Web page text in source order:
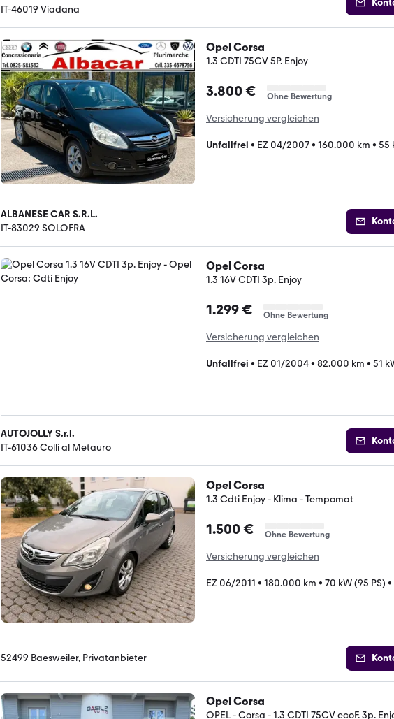
IT-46019 Viadana
Opel Corsa
1.3 CDTI 75CV 5P. Enjoy
3.800 € Ohne Bewertung
Versicherung vergleichen
Unfallfrei • EZ 04/2007• 160.000 km • 55
ALBANESE CAR S.R.L.
IT-83029 SOLOFRA
Opel Corsa
1.3 16V CDTI 3p. Enjoy
1.299 € Ohne Bewertung
Versicherung vergleichen
Unfallfrei • EZ 01/2004• 82.000 km • 51
AUTOJOLLY S.r.l.
IT-61036 Colli al Metauro
Opel Corsa
1.3 Cdti Enjoy - Klima - Tempomat
1.500 € Ohne Bewertung
Versicherung vergleichen
EZ 06/2011 • 180.000 km • 70 kW (95 PS) •
52499 Baesweiler, Privatanbieter
Opel Corsa
OPEL - Corsa - 1.3 CDTI 75CV ecoF. 3p.